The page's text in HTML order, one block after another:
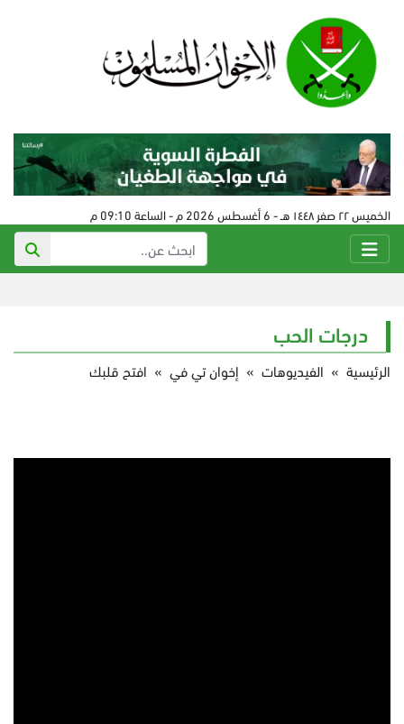
الخميس ٢٢ صفر ١٤٤٨ هـ - 6 أغسطس 2026 م - الساعة 09:10 م
درجات الحب
الرئيسية » الفيديوهات » إخوان تي في » افتح قلبك